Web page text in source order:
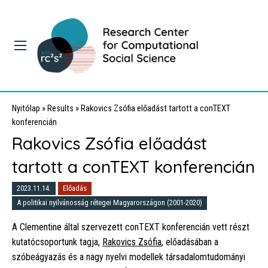
Nyitólap » Results » Rakovics Zsófia előadást tartott a conTEXT
konferencián
Rakovics Zsófia előadást
tartott a conTEXT konferencián
2023.11.14.
Előadás
A politikai nyilvánosság rétegei Magyarországon (2001-2020)
A Clementine által szervezett conTEXT konferencián vett részt
kutatócsoportunk tagja, Rakovics Zsófia, előadásában a
szóbeágyazás és a nagy nyelvi modellek társadalomtudományi